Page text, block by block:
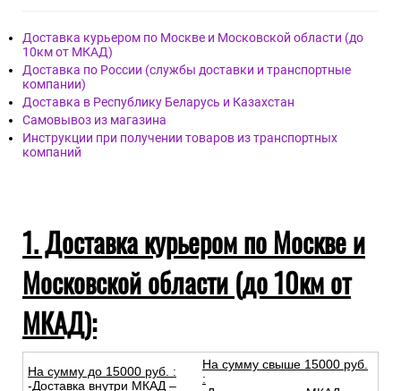
Доставка курьером по Москве и Московской области (до
10км от МКАД)
Доставка по России (службы доставки и транспортные
компании)
Доставка в Республику Беларусь и Казахстан
Самовывоз из магазина
Инструкции при получении товаров из транспортных
компаний
1. Доставка курьером по Москве и
Московской области (до 10км от
МКАД):
На сумму до 15000 руб. :
-Доставка внутри МКАД –
На сумму свыше 15000 руб.
: